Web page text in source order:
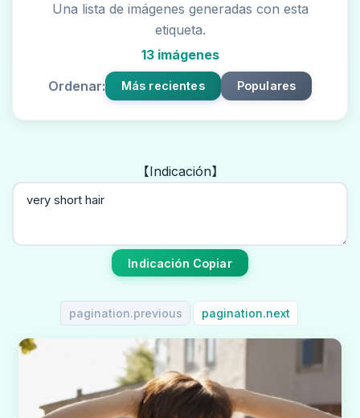
Una lista de imágenes generadas con esta
etiqueta.
13 imágenes
Ordenar:
Más recientes Populares
【Indicación】
Indicación Copiar
pagination.previous pagination.next